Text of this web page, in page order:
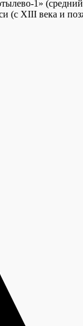
1»
(с XIII века и